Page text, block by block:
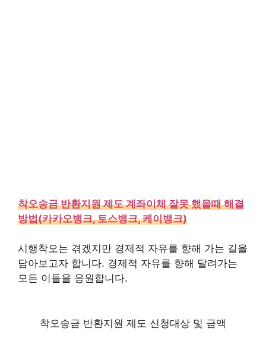
착오송금 반환지원 제도 계좌이체 잘못 했을때 해결
방법(카카오뱅크, 토스뱅크, 케이뱅크)
시행착오는 겪겠지만 경제적 자유를 향해 가는 길을
담아보고자 합니다. 경제적 자유를 향해 달려가는
모든 이들을 응원합니다.
착오송금 반환지원 제도 신청대상 및 금액